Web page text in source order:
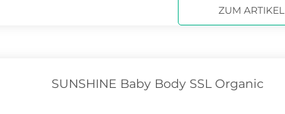
ZUM ARTIKEL
SUNSHINE Baby Body SSL Organic